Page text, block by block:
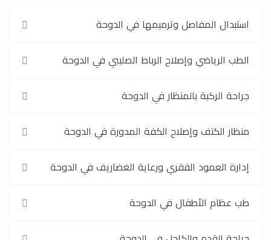
استبدال المفاصل وترميمها في الدوحة
الطب الرياضي وإصلاح الرباط الصليبي في الدوحة
جراحة الركبة بالمنظار في الدوحة
منظار الكتف وإصلاح الكفة المدورة في الدوحة
إدارة العمود الفقري ورعاية الغضاريف في الدوحة
طب عظام الأطفال في الدوحة